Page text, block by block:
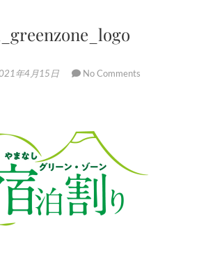
年4月15日 No Comments